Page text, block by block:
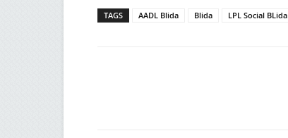
TAGS AADL Blida Blida LPL Social BLida